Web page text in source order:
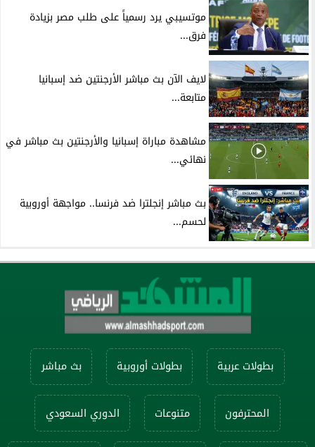
موتسيبي يرد رسمياً على طلب مصر بزيادة
فرق...
لايف الآن بث مباشر الأرجنتين ضد إسبانيا
متابعة...
مشاهدة مباراة إسبانيا والأرجنتين بث مباشر في
نهائي...
بث مباشر إنجلترا ضد فرنسا.. مواجهة أوروبية
لحسم...
بطولات عربية بطولات أوروبية بث مباشر
المحترفون متنوعات الدوري السعودي